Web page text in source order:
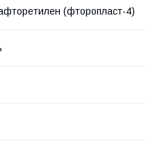
(фторопласт-4)